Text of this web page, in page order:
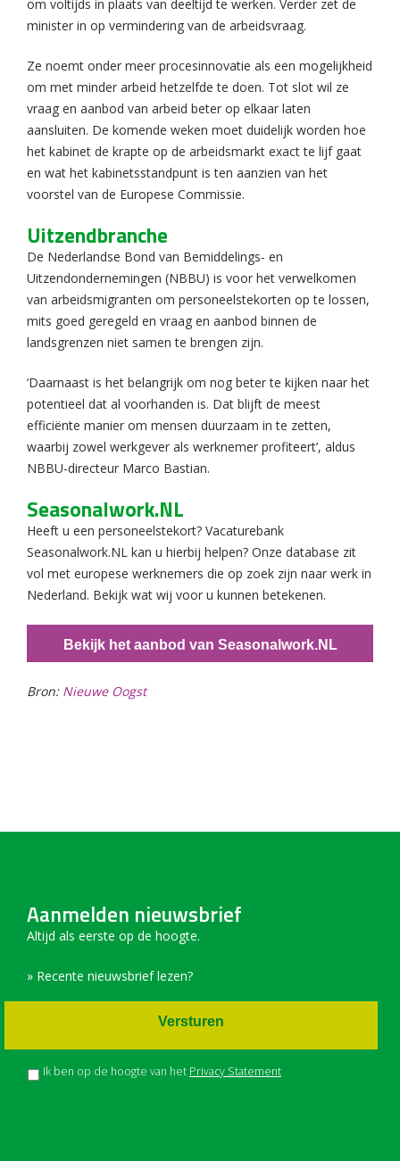
om voltijds in plaats van deeltijd te werken. Verder zet de
minister in op vermindering van de arbeidsvraag.
Ze noemt onder meer procesinnovatie als een mogelijkheid
om met minder arbeid hetzelfde te doen. Tot slot wil ze
vraag en aanbod van arbeid beter op elkaar laten
aansluiten. De komende weken moet duidelijk worden hoe
het kabinet de krapte op de arbeidsmarkt exact te lijf gaat
en wat het kabinetsstandpunt is ten aanzien van het
voorstel van de Europese Commissie.
Uitzendbranche
De Nederlandse Bond van Bemiddelings- en
Uitzendondernemingen (NBBU) is voor het verwelkomen
van arbeidsmigranten om personeelstekorten op te lossen,
mits goed geregeld en vraag en aanbod binnen de
landsgrenzen niet samen te brengen zijn.
‘Daarnaast is het belangrijk om nog beter te kijken naar het
potentieel dat al voorhanden is. Dat blijft de meest
efficiënte manier om mensen duurzaam in te zetten,
waarbij zowel werkgever als werknemer profiteert’, aldus
NBBU-directeur Marco Bastian.
Seasonalwork.NL
Heeft u een personeelstekort? Vacaturebank
Seasonalwork.NL kan u hierbij helpen? Onze database zit
vol met europese werknemers die op zoek zijn naar werk in
Nederland. Bekijk wat wij voor u kunnen betekenen.
Bekijk het aanbod van Seasonalwork.NL
Bron: Nieuwe Oogst
Aanmelden nieuwsbrief
Altijd als eerste op de hoogte.
» Recente nieuwsbrief lezen?
Ik ben op de hoogte van het Privacy Statement
Versturen